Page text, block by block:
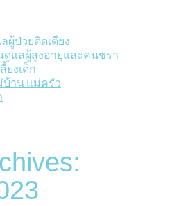
ผู้ป่วยติดเตียง
แลผู้สูงอายุและคนชรา
ยงเด็ก
าน แม่ครัว